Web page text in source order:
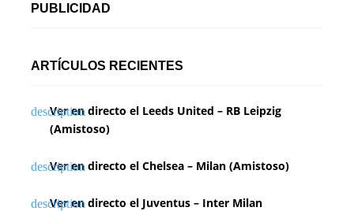
PUBLICIDAD
ARTÍCULOS RECIENTES
Ver en directo el Leeds United – RB Leipzig
(Amistoso)
Ver en directo el Chelsea – Milan (Amistoso)
Ver en directo el Juventus – Inter Milan